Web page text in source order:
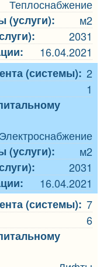
Теплоснабжение
(услуги):
м2
2031
16.04.2021
(системы): 2
1
Электроснабжение
(услуги):
м2
2031
16.04.2021
(системы): 7
6